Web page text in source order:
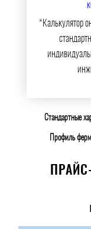
*Калькулятор
Стандартные
Профиль